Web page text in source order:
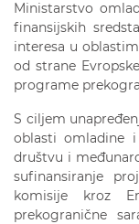
Ministarstvo
finansijskih
interesa u
od strane
programe
S ciljem
oblasti omladine
društvu i
sufinansiranje
komisije kroz
prekogranične